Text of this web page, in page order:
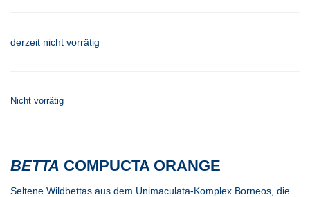
derzeit nicht vorrätig
Nicht vorrätig
BETTA COMPUCTA ORANGE
Seltene Wildbettas aus dem Unimaculata-Komplex Borneos, die